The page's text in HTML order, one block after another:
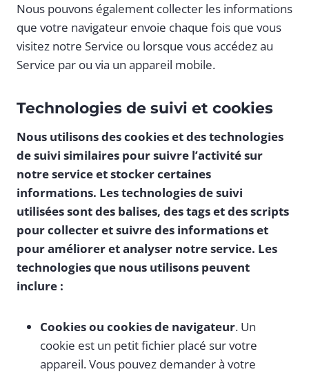
Nous pouvons également collecter les informations
que votre navigateur envoie chaque fois que vous
visitez notre Service ou lorsque vous accédez au
Service par ou via un appareil mobile.
Technologies de suivi et cookies
Nous utilisons des cookies et des technologies
de suivi similaires pour suivre l’activité sur
notre service et stocker certaines
informations. Les technologies de suivi
utilisées sont des balises, des tags et des scripts
pour collecter et suivre des informations et
pour améliorer et analyser notre service. Les
technologies que nous utilisons peuvent
inclure :
Cookies ou cookies de navigateur. Un
cookie est un petit fichier placé sur votre
appareil. Vous pouvez demander à votre